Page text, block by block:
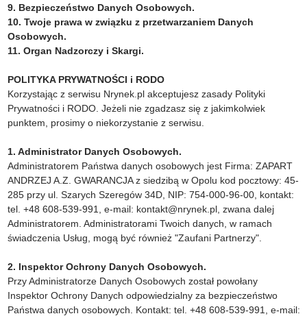
9. Bezpieczeństwo Danych Osobowych.
10. Twoje prawa w związku z przetwarzaniem Danych
Osobowych.
11. Organ Nadzorczy i Skargi.
POLITYKA PRYWATNOŚCI i RODO
Korzystając z serwisu Nrynek.pl akceptujesz zasady Polityki
Prywatności i RODO. Jeżeli nie zgadzasz się z jakimkolwiek
punktem, prosimy o niekorzystanie z serwisu.
1. Administrator Danych Osobowych.
Administratorem Państwa danych osobowych jest Firma: ZAPART
ANDRZEJ A.Z. GWARANCJA z siedzibą w Opolu kod pocztowy: 45-
285 przy ul. Szarych Szeregów 34D, NIP: 754-000-96-00, kontakt:
tel. +48 608-539-991, e-mail: kontakt@nrynek.pl, zwana dalej
Administratorem. Administratorami Twoich danych, w ramach
świadczenia Usług, mogą być również "Zaufani Partnerzy".
2. Inspektor Ochrony Danych Osobowych.
Przy Administratorze Danych Osobowych został powołany
Inspektor Ochrony Danych odpowiedzialny za bezpieczeństwo
Państwa danych osobowych. Kontakt: tel. +48 608-539-991, e-mail: